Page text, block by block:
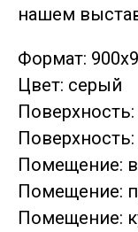
нашем
Формат:
Цвет: серый
Помещение:
Помещение:
Помещение: